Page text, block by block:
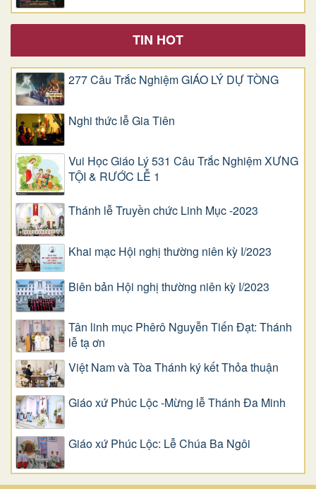
TIN HOT
277 Câu Trắc Nghiệm GIÁO LÝ DỰ TÒNG
Nghi thức lễ Gia Tiên
Vui Học Giáo Lý 531 Câu Trắc Nghiệm XƯNG
TỘI & RƯỚC LỄ 1
Thánh lễ Truyền chức Linh Mục -2023
Khai mạc Hội nghị thường niên kỳ I/2023
Biên bản Hội nghị thường niên kỳ I/2023
Tân linh mục Phêrô Nguyễn Tiến Đạt: Thánh
lễ tạ ơn
Việt Nam và Tòa Thánh ký kết Thỏa thuận
Giáo xứ Phúc Lộc -Mừng lễ Thánh Đa Minh
Giáo xứ Phúc Lộc: Lễ Chúa Ba Ngôi